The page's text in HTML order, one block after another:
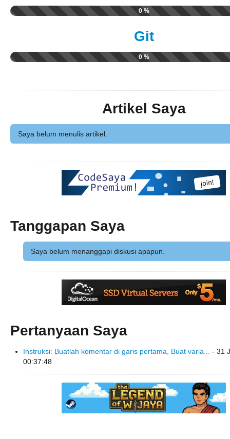
0 %
Git
0 %
Artikel Saya
Saya belum menulis artikel.
Tanggapan Saya
Saya belum menanggapi diskusi apapun.
Pertanyaan Saya
Instruksi: Buatlah komentar di garis pertama, Buat varia... - 31
00:37:48